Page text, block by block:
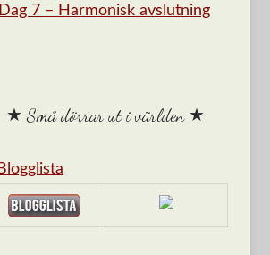
Dag 7 – Harmonisk avslutning
★ Små dörrar ut i världen ★